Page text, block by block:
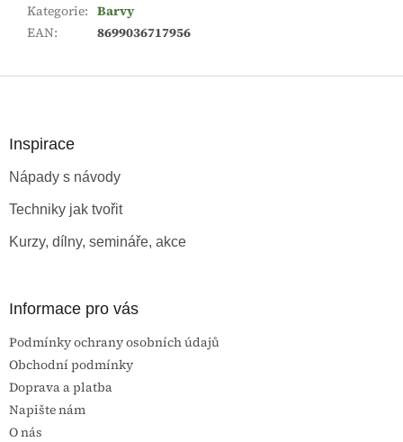
Kategorie: Barvy
EAN: 8699036717956
Inspirace
Nápady s návody
Techniky jak tvořit
Kurzy, dílny, semináře, akce
Informace pro vás
Podmínky ochrany osobních údajů
Obchodní podmínky
Doprava a platba
Napište nám
O nás